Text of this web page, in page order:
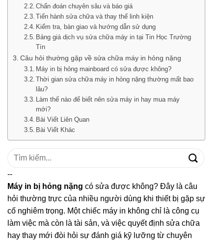
Chẩn đoán chuyên sâu và báo giá
Tiến hành sửa chữa và thay thế linh kiện
Kiểm tra, bàn giao và hướng dẫn sử dụng
Bảng giá dịch vụ sửa chữa máy in tại Tin Học Trường
Tín
Câu hỏi thường gặp về sửa chữa máy in hỏng nặng
Máy in bị hỏng mainboard có sửa được không?
Thời gian sửa chữa máy in hỏng nặng thường mất bao
lâu?
Làm thế nào để biết nên sửa máy in hay mua máy
mới?
Bài Viết Liên Quan
Bài Viết Khác
Tìm
--
Máy in bị hỏng nặng có sửa được không? Đây là câu
hỏi thường trực của nhiều người dùng khi thiết bị gặp sự
cố nghiêm trọng. Một chiếc máy in không chỉ là công cụ
làm việc mà còn là tài sản, và việc quyết định sửa chữa
hay thay mới đòi hỏi sự đánh giá kỹ lưỡng từ chuyên